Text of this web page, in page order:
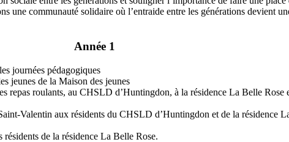
une communauté solidaire où l’entraide entre les générations devient
Année 1
journées pédagogiques
jeunes de la Maison des jeunes
repas roulants, au CHSLD d’Huntingdon, à la résidence La Belle Rose
Valentin aux résidents du CHSLD d’Huntingdon et de la résidence
de la résidence La Belle Rose.